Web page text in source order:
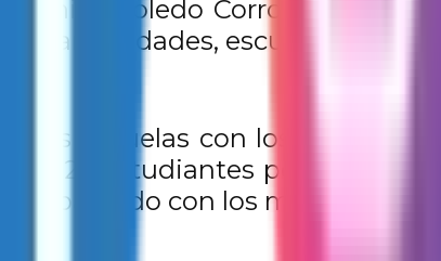
Toledo Corro y Lázaro
manualidades, escuela de
las escuelas con los
a 25 estudiantes por centro
trabajando con los murales por